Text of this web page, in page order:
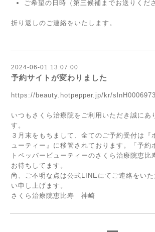
ご希望の日時（第三候補までお送りくだ
折り返しのご連絡をいたします。
2024-06-01 13:07:00
予約サイトが変わりました
https://beauty.hotpepper.jp/kr/
いつもさくら治療院をご利用いただき誠にあ
す。
３月末をもちまして、全てのご予約受付は『
ューティー』に移管されております。「予約
トペッパービューティーのさくら治療院恵比
お待ちしてます。
尚、ご不明な点は公式LINEにてご連絡をい
い申し上げます。
さくら治療院恵比寿 神崎